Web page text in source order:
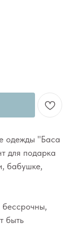
одежды "Баса
для подарка
бабушке,
быть